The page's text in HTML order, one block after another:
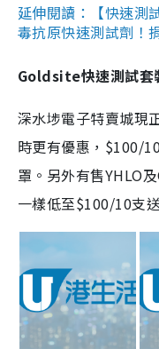
延伸閱讀：【快速測
毒抗原快速測試劑！
Goldsite快速測試套
深水埗電子特賣城現
時更有優惠，$100/
罩。另外有售YHLO
一樣低至$100/10支